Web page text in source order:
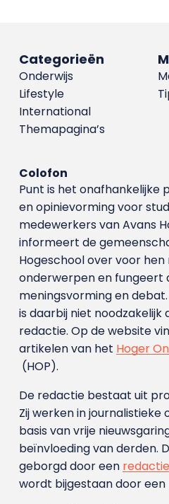
Categorieën
Onderwijs
Lifestyle
International
Themapagina’s
Colofon
Punt is het onafhankelijke
en opinievorming voor
medewerkers van Avans
informeert de
Hogeschool over voor
onderwerpen en fungeert
meningsvorming en
is daarbij niet noodzakelijk
redactie. Op de website
artikelen van het Hoger
(HOP).
De redactie bestaat uit
Zij werken in journalistieke
basis van vrije
beïnvloeding van derden.
geborgd door een
wordt bijgestaan door een